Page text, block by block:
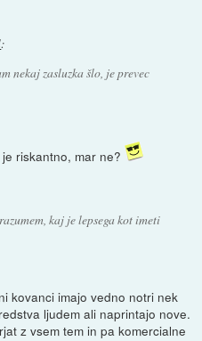
:
nekaj zasluzka šlo, je prevec
riskantno, mar ne?
kaj je lepsega kot imeti
kovanci imajo vedno notri nek
ljudem ali naprintajo nove.
z vsem tem in pa komercialne